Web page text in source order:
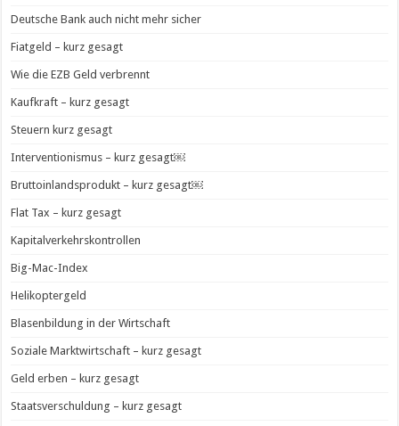
Deutsche Bank auch nicht mehr sicher
Fiatgeld – kurz gesagt
Wie die EZB Geld verbrennt
Kaufkraft – kurz gesagt
Steuern kurz gesagt
Interventionismus – kurz gesagt￼
Bruttoinlandsprodukt – kurz gesagt￼
Flat Tax – kurz gesagt
Kapitalverkehrskontrollen
Big-Mac-Index
Helikoptergeld
Blasenbildung in der Wirtschaft
Soziale Marktwirtschaft – kurz gesagt
Geld erben – kurz gesagt
Staatsverschuldung – kurz gesagt